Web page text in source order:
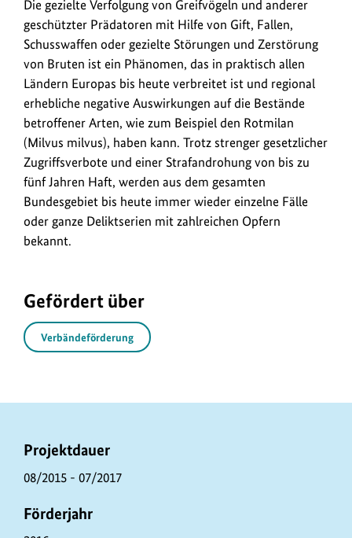
Die gezielte Verfolgung von Greifvögeln und anderer
geschützter Prädatoren mit Hilfe von Gift, Fallen,
Schusswaffen oder gezielte Störungen und Zerstörung
von Bruten ist ein Phänomen, das in praktisch allen
Ländern Europas bis heute verbreitet ist und regional
erhebliche negative Auswirkungen auf die Bestände
betroffener Arten, wie zum Beispiel den Rotmilan
(Milvus milvus), haben kann. Trotz strenger gesetzlicher
Zugriffsverbote und einer Strafandrohung von bis zu
fünf Jahren Haft, werden aus dem gesamten
Bundesgebiet bis heute immer wieder einzelne Fälle
oder ganze Deliktserien mit zahlreichen Opfern
bekannt.
Gefördert über
Verbändeförderung
P
r
j
Projektdauer
08/2015 - 07/2017
Förderjahr